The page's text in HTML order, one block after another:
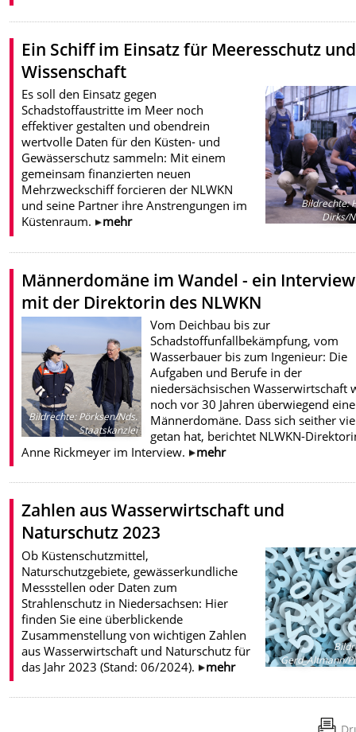
Ein Schiff im Einsatz für Meeresschutz und
Wissenschaft
Bildrechte:
Dirks/
Es soll den Einsatz gegen
Schadstoffaustritte im Meer noch
effektiver gestalten und obendrein
wertvolle Daten für den Küsten- und
Gewässerschutz sammeln: Mit einem
gemeinsam finanzierten neuen
Mehrzweckschiff forcieren der NLWKN
und seine Partner ihre Anstrengungen im
Küstenraum.
mehr
Männerdomäne im Wandel - ein Interview
mit der Direktorin des NLWKN
Bildrechte:Pörksen/Nds.
Staatskanzlei
Vom Deichbau bis zur
Schadstoffunfallbekämpfung, vom
Wasserbauer bis zum Ingenieur: Die
Aufgaben und Berufe in der
niedersächsischen Wasserwirtschaft
noch vor 30 Jahren überwiegend eine
Männerdomäne. Dass sich seither
getan hat, berichtet NLWKN-
Anne Rickmeyer im Interview.
mehr
Zahlen aus Wasserwirtschaft und
Naturschutz 2023
Gerd_Altmann/
Ob Küstenschutzmittel,
Naturschutzgebiete, gewässerkundliche
Messstellen oder Daten zum
Strahlenschutz in Niedersachsen: Hier
finden Sie eine überblickende
Zusammenstellung von wichtigen Zahlen
aus Wasserwirtschaft und Naturschutz für
das Jahr 2023 (Stand: 06/2024).
mehr